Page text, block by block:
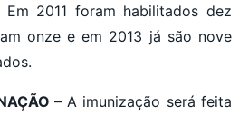
2011 foram habilitados dez
onze e em 2013 já são nove
– A imunização será feita